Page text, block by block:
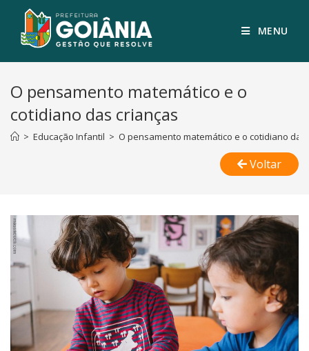
MENU
O pensamento matemático e o
cotidiano das crianças
> Educação Infantil > O pensamento matemático e o cotidiano das
Voltar